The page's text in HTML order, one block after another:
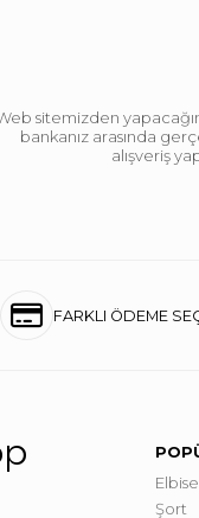
sitemizden
bankanız arasında
alışveriş
FARKLI ÖDEME
Elbise
Şort